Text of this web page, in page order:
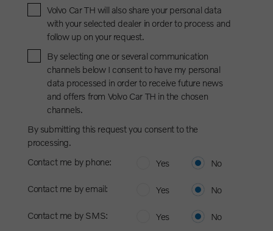
Volvo Car TH will also share your personal data
with your selected dealer in order to process and
follow up on your request.
By selecting one or several communication
channels below I consent to have my personal
data processed in order to receive future news
and offers from Volvo Car TH in the chosen
channels.
By submitting this request you consent to the
processing.
Contact me by phone:
Yes No
Contact me by email: Yes No
Contact me by SMS: Yes No